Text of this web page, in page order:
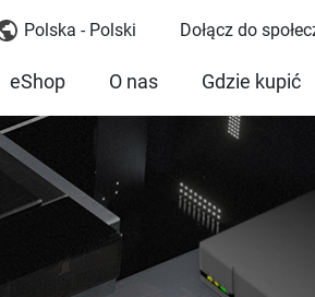
Polska - Polski Dołącz do
eShop O nas Gdzie kupić